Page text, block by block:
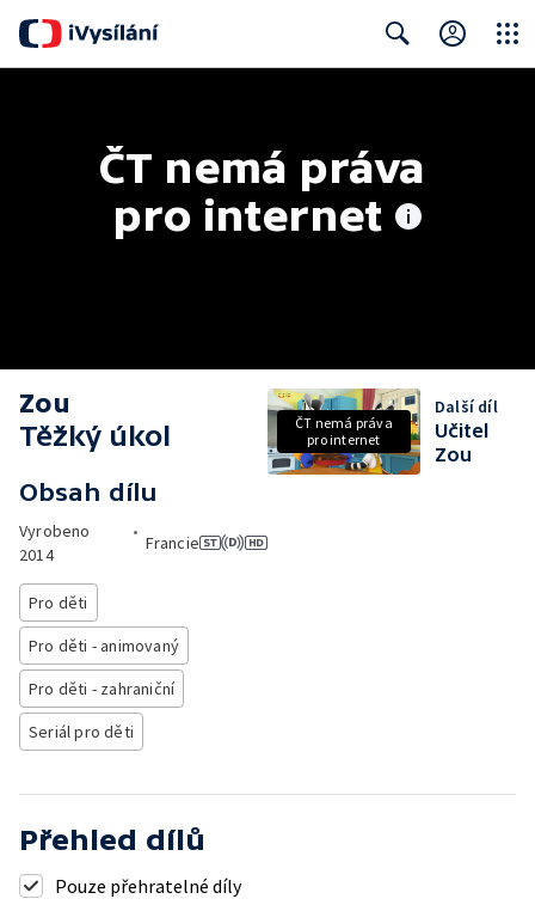
ČT nemá práva
pro internet
Zou
Těžký úkol
Obsah dílu
Vyrobeno
2014
•
Francie
Pro děti
Pro děti - animovaný
Pro děti - zahraniční
Seriál pro děti
ČT nemá práva
pro internet
Další díl
Učitel
Zou
Přehled dílů
Pouze přehratelné díly